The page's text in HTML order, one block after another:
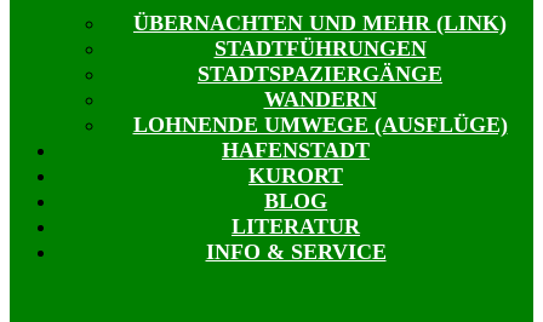
ÜBERNACHTEN UND MEHR (LINK)
STADTFÜHRUNGEN
STADTSPAZIERGÄNGE
WANDERN
LOHNENDE UMWEGE (AUSFLÜGE)
HAFENSTADT
KURORT
BLOG
LITERATUR
INFO & SERVICE